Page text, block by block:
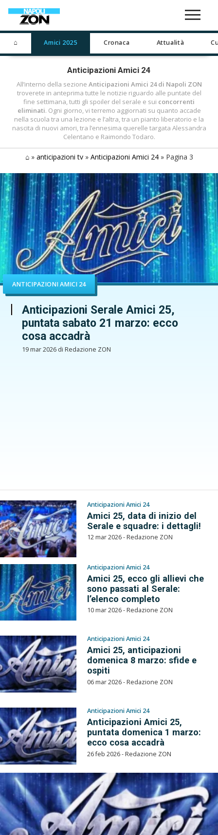
⌂ Amici 2025 Cronaca Attualità
Anticipazioni Amici 24
All’interno della sezione Anticipazioni Amici 24 di Napoli ZON
troverete in anteprima tutte le notizie riguardo alle puntate del
fine settimana, tutti gli spoiler del serale e sui concorrenti
eliminati. Ogni giorno, vi terremo aggiornati su quanto accade
nella scuola tra una lezione e l’altra, tra un pianto liberatorio e la
nascita di nuovi amori, tra l’ennesima querelle targata Alessandra
Celentano e Raimondo Todaro.
⌂» anticipazioni tv» Anticipazioni Amici 24» Pagina 3
ANTICIPAZIONI AMICI 24
Anticipazioni Serale Amici 25,
puntata sabato 21 marzo: ecco
cosa accadrà
19 mar 2026 di Redazione ZON
Anticipazioni Amici 24
Amici 25, data di inizio del
Serale e squadre: i dettagli!
12 mar 2026 - Redazione ZON
Anticipazioni Amici 24
Amici 25, ecco gli allievi che
sono passati al Serale:
l’elenco completo
10 mar 2026 - Redazione ZON
Anticipazioni Amici 24
Amici 25, anticipazioni
domenica 8 marzo: sfide e
ospiti
06 mar 2026 - Redazione ZON
Anticipazioni Amici 24
Anticipazioni Amici 25,
puntata domenica 1 marzo:
ecco cosa accadrà
26 feb 2026 - Redazione ZON